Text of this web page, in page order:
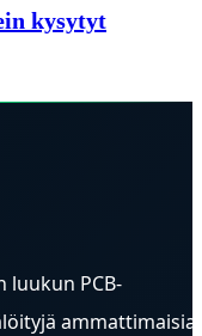
kysytyt
luukun PCB-
ammattimaisia